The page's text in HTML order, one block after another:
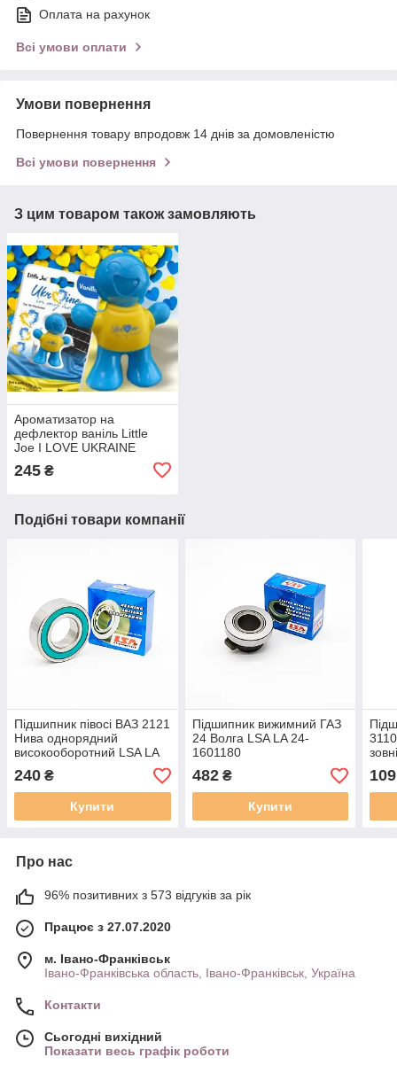
Оплата на рахунок
Всі умови оплати
Умови повернення
Повернення товару впродовж 14 днів за домовленістю
Всі умови повернення
З цим товаром також замовляють
Ароматизатор на
дефлектор ваніль Little
Joe I LOVE UKRAINE
245 ₴
Подібні товари компанії
Підшипник півосі ВАЗ 2121
Нива однорядний
високооборотний LSA LA
62208 2RS
240 ₴
Купити
Підшипник вижимний ГАЗ
24 Волга LSA LA 24-
1601180
482₴
Купити
109
Про нас
96% позитивних з 573 відгуків за рік
Працює з 27.07.2020
м. Івано-Франківськ
Івано-Франківська область, Івано-Франківськ, Україна
Контакти
Сьогодні вихідний
Показати весь графік роботи